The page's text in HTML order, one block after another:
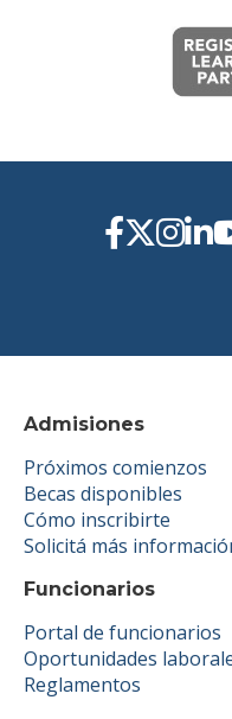
Admisiones
Próximos comienzos
Becas disponibles
Cómo inscribirte
Solicitá más
Funcionarios
Portal de funcionarios
Oportunidades
Reglamentos